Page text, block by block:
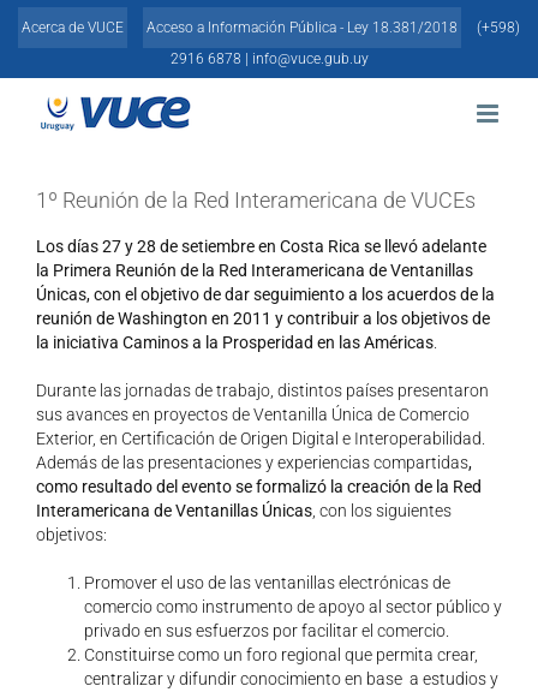
Skip
Acerca de VUCE Acceso a Información Pública - Ley 18.381/2018
(+598)
2916 6878 |
info@vuce.gub.uy
1º Reunión de la Red Interamericana de VUCEs
Los días 27 y 28 de setiembre en Costa Rica se llevó adelante
la Primera Reunión de la Red Interamericana de Ventanillas
Únicas, con el objetivo de dar seguimiento a los acuerdos de la
reunión de Washington en 2011 y contribuir a los objetivos de
la iniciativa Caminos a la Prosperidad en las Américas
Durante las jornadas de trabajo, distintos países presentaron
sus avances en proyectos de Ventanilla Única de Comercio
Exterior, en Certificación de Origen Digital e Interoperabilidad.
Además de las presentaciones y experiencias compartidas,
como resultado del evento se formalizó la creación de la Red
Interamericana de Ventanillas Únicas , con los siguientes
objetivos:
Promover el uso de las ventanillas electrónicas de
comercio como instrumento de apoyo al sector público y
privado en sus esfuerzos por facilitar el comercio.
Constituirse como un foro regional que permita crear,
centralizar y difundir conocimiento en base a estudios y